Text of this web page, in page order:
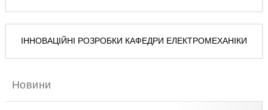
ІННОВАЦІЙНІ РОЗРОБКИ КАФЕДРИ ЕЛЕКТРОМЕХАНІКИ
Новини